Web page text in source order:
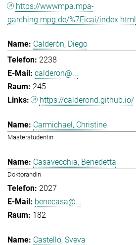
https://wwwmpa.mpa-
garching.mpg.de/%7Eicai/index.html
Calderón, Diego
2238
calderon@...
245
https://calderond.github.io/
Carmichael, Christine
Masterstudentin
Casavecchia, Benedetta
Doktorandin
2027
benecasa@...
182
Castello, Sveva